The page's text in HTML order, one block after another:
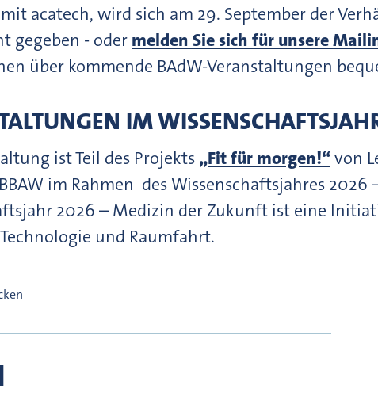
acatech, wird sich am 29. September der
gegeben - oder melden Sie sich für unsere
über kommende BAdW-Veranstaltungen
IM
ist Teil des Projekts „Fit für morgen!“von
im Rahmen des Wissenschaftsjahres 2026
2026 – Medizin der Zukunft ist eine
und Raumfahrt.